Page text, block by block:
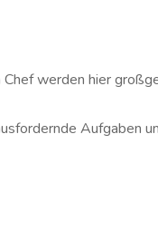
werden hier
Aufgaben